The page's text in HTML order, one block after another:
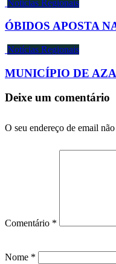
Notícias Regionais
ÓBIDOS APOSTA
Notícias Regionais
MUNICÍPIO DE
Deixe um comentário
O seu endereço de email
Comentário *
Nome *